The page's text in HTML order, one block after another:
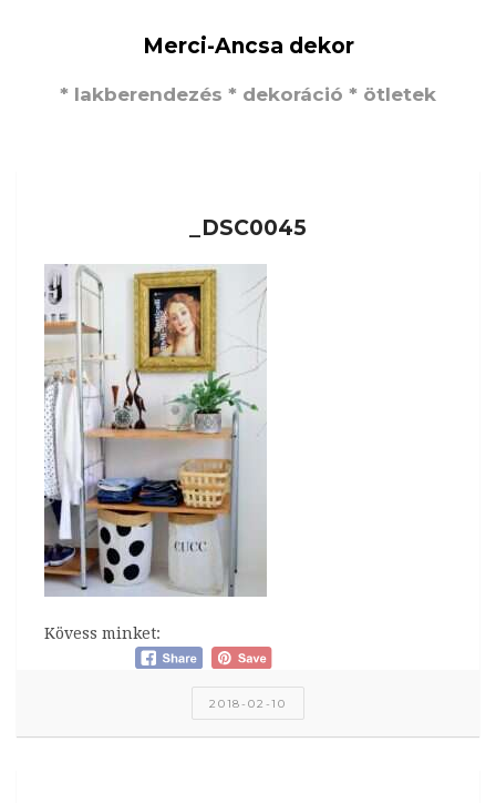
Merci-Ancsa dekor
* lakberendezés * dekoráció * ötletek
_DSC0045
Kövess minket:
2018-02-10